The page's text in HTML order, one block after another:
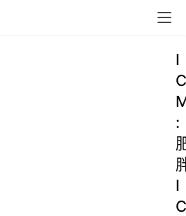
I
C
:
I
C